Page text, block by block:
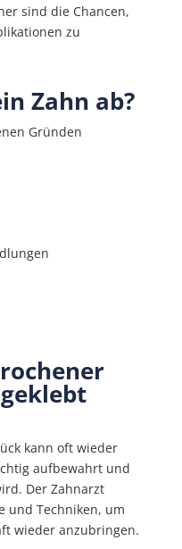
sind die Chancen,
zu
Zahn ab?
Gründen
kann oft wieder
aufbewahrt und
Der Zahnarzt
und Techniken, um
wieder anzubringen.